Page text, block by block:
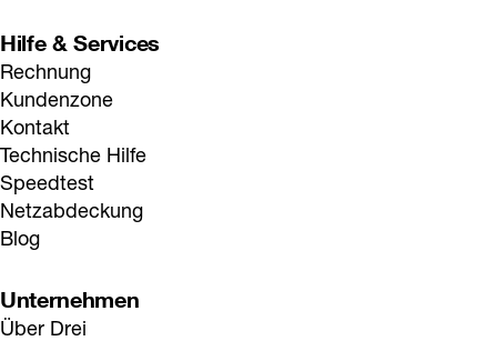
Hilfe & Services
Rechnung
Kundenzone
Kontakt
Technische Hilfe
Speedtest
Netzabdeckung
Blog
Unternehmen
Über Drei